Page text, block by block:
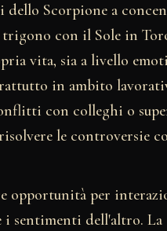
Scorpione a
con il Sole in
vita, sia a livello
in ambito
con colleghi o
le controversie
opportunità per
sentimenti dell'altro. La